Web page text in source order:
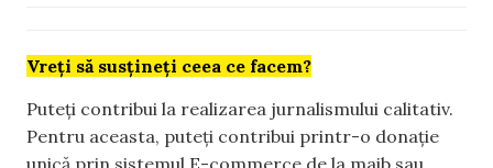
Vreți să susțineți ceea ce facem?
Puteți contribui la realizarea jurnalismului calitativ.
Pentru aceasta, puteți contribui printr-o donație